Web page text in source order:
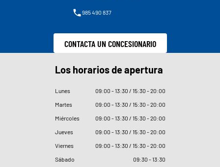
985 490 837
CONTACTA UN CONCESIONARIO
Los horarios de apertura
Lunes 09:00 - 13:30 / 15:30 - 20:00
Martes
09:00 - 13:30 / 15:30 - 20:00
Miércoles
09:00 - 13:30 / 15:30 - 20:00
Jueves
09:00 - 13:30 / 15:30 - 20:00
Viernes
09:00 - 13:30 / 15:30 - 20:00
Sábado
09:30 - 13:30